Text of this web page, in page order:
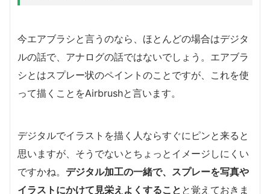
今エアブラシと言うのなら、ほとんどの場合はデジタ
ルの話で、アナログの話ではないでしょう。エアブラ
シとはスプレー状のペイントのことですが、これを使
って描くことをAirbrushと言います。
デジタルでイラストを描く人ならすぐにピンと来ると
思いますが、そうでないとちょっとイメージしにくい
ですかね。 デジタル加工の一緒で、スプレーを写真や
イラストにかけて見栄えよくすること と覚えておきま